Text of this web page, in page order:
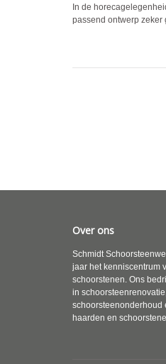
In de
passend ontwerp zeker
Over ons
Schmidt
jaar het kenniscentrum
schoorstenen. Ons
in
schoorsteenonderhoud
haarden en